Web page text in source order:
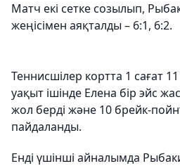
Матч екі сетке созылып,
жеңісімен аяқталды – 6:1, 6:2.
Теннисшілер кортта 1 сағат
уақыт ішінде Елена бір эйс
жол берді және 10 брейк-
пайдаланды.
Енді үшінші айналымда